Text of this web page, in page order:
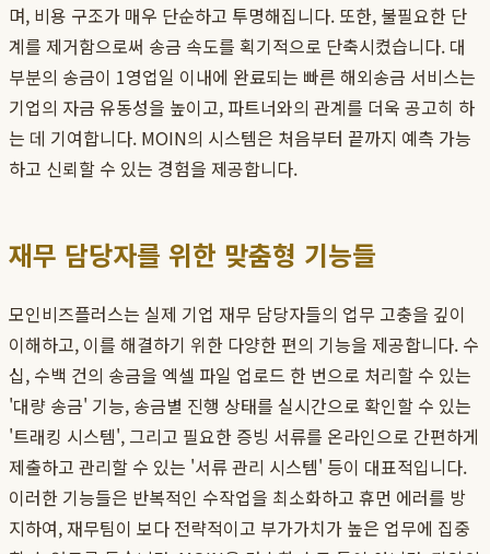
며, 비용 구조가 매우 단순하고 투명해집니다. 또한, 불필요한 단
계를 제거함으로써 송금 속도를 획기적으로 단축시켰습니다. 대
부분의 송금이 1영업일 이내에 완료되는 빠른 해외송금 서비스는
기업의 자금 유동성을 높이고, 파트너와의 관계를 더욱 공고히 하
는 데 기여합니다. MOIN의 시스템은 처음부터 끝까지 예측 가능
하고 신뢰할 수 있는 경험을 제공합니다.
재무 담당자를 위한 맞춤형 기능들
모인비즈플러스는 실제 기업 재무 담당자들의 업무 고충을 깊이
이해하고, 이를 해결하기 위한 다양한 편의 기능을 제공합니다. 수
십, 수백 건의 송금을 엑셀 파일 업로드 한 번으로 처리할 수 있는
'대량 송금' 기능, 송금별 진행 상태를 실시간으로 확인할 수 있는
'트래킹 시스템', 그리고 필요한 증빙 서류를 온라인으로 간편하게
제출하고 관리할 수 있는 '서류 관리 시스템' 등이 대표적입니다.
이러한 기능들은 반복적인 수작업을 최소화하고 휴먼 에러를 방
지하여, 재무팀이 보다 전략적이고 부가가치가 높은 업무에 집중